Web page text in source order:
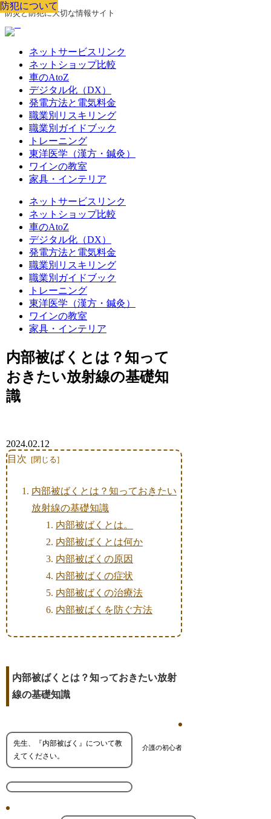
防災と防犯に大切な情報サイト
ネットサービスリンク
ネットショップ比較
車のAtoZ
デジタル化（DX）
発電方法と電気料金
職業別リスキリング
職業別ガイドブック
トレーニング
東洋医学（漢方・鍼灸）
ワインの教室
家具・インテリア
ネットサービスリンク
ネットショップ比較
車のAtoZ
デジタル化（DX）
発電方法と電気料金
職業別リスキリング
職業別ガイドブック
トレーニング
東洋医学（漢方・鍼灸）
ワインの教室
家具・インテリア
内部被ばくとは？知って
おきたい放射線の基礎知
識
防犯について
2024.02.12
目次
内部被ばくとは？知っておきたい
放射線の基礎知識
内部被ばくとは。
内部被ばくとは何か
内部被ばくの原因
内部被ばくの症状
内部被ばくの治療法
内部被ばくを防ぐ方法
内部被ばくとは？知っておきたい放射
線の基礎知識
介護の初心者
先生、『内部被ばく』について教
えてください。
防犯について
防犯について
防犯について
防犯について
防犯について
防犯について